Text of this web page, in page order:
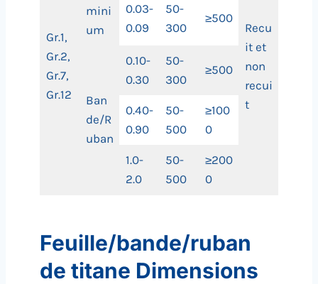
Gr.1,
Gr.2,
Gr.7,
Gr.12
mini
um
Recu
it et
non
recui
t
0.03-
0.09
50-
300
≥500
Ban
de/R
uban
0.10-
0.30
50-
300
≥500
0.40-
0.90
50-
500
≥100
0
1.0-
2.0
50-
500
≥200
0
Feuille/bande/ruban
de titane Dimensions